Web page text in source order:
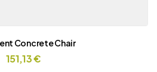
Concrete Chair
151,13€